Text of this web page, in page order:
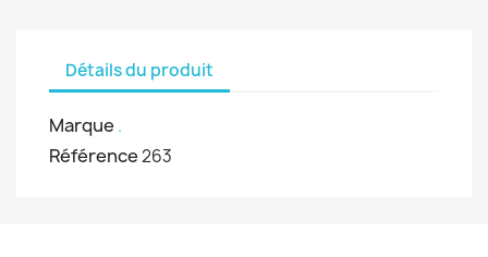
Détails du produit
Marque .
Référence263